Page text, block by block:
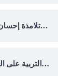
تلامذة إحسان1 يحتفون بليلة القدر المباركة في إطار أنشطتها الرمضانية وبمناسبة لي…
التربية على القيم في عصر الرقمنة: لقاء تواصلي متميز في إطار مواجهة التحديات ال…